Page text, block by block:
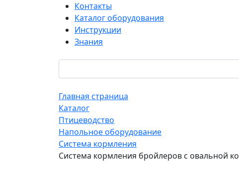
Контакты
Каталог оборудования
Инструкции
Знания
Главная страница
Каталог
Птицеводство
Напольное оборудование
Система кормления
Система кормления бройлеров с овальной